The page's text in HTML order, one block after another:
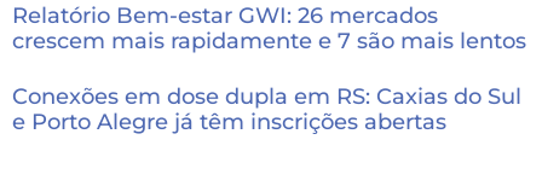
Relatório Bem-estar GWI: 26 mercados
crescem mais rapidamente e 7 são mais lentos
Conexões em dose dupla em RS: Caxias do Sul
e Porto Alegre já têm inscrições abertas